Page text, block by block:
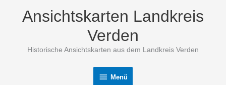
Ansichtskarten Landkreis
Verden
Historische Ansichtskarten aus dem Landkreis Verden
Menü
Menü